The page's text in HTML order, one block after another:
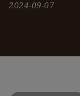
2024-09-07